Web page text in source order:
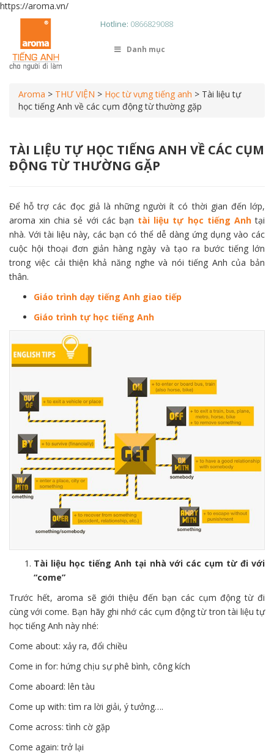
https://aroma.vn/
Hotline: 0866829088
Danh mục
Aroma > THƯ VIỆN > Học từ vựng tiếng anh > Tài liệu tự
học tiếng Anh về các cụm động từ thường gặp
TÀI LIỆU TỰ HỌC TIẾNG ANH VỀ CÁC CỤM
ĐỘNG TỪ THƯỜNG GẶP
Để hỗ trợ các đọc giả là những người ít có thời gian đến lớp,
aroma xin chia sẻ với các bạn tài liệu tự học tiếng Anhtại
nhà. Với tài liệu này, các bạn có thể dễ dàng ứng dụng vào các
cuộc hội thoại đơn giản hàng ngày và tạo ra bước tiếng lớn
trong việc cải thiện khả năng nghe và nói tiếng Anh của bản
thân.
Giáo trình dạy tiếng Anh giao tiếp
Giáo trình tự học tiếng Anh
Tài liệu học tiếng Anh tại nhà với các cụm từ đi với
“come”
Trước hết, aroma sẽ giới thiệu đến bạn các cụm động từ đi
cùng với come. Bạn hãy ghi nhớ các cụm động từ tron tài liệu tự
học tiếng Anh này nhé:
Come about: xảy ra, đổi chiều
Come in for: hứng chịu sự phê bình, công kích
Come aboard: lên tàu
Come up with: tìm ra lời giải, ý tưởng….
Come across: tình cờ gặp
Come again: trở lại